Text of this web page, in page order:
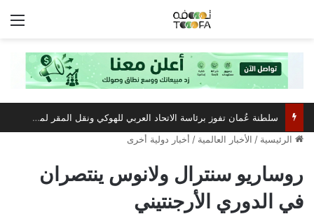
سلطنة عُمان تفوز برئاسة الاتحاد العربي للهوكي ونقل المقر لمسقط
الرئيسية / الأخبار العالمية / أخبار دولية أخرى
روساريو سنترال ولانوس ينتصران
في الدوري الأرجنتيني